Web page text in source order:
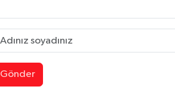
Gönder